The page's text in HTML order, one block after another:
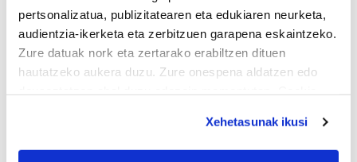
pertsonalizatua, publizitatearen eta edukiaren neurketa,
audientzia-ikerketa eta zerbitzuen garapena eskaintzeko.
Zure datuak nork eta zertarako erabiltzen dituen
hautatzeko aukera duzu. Zure onespena aldatzen edo
If you allow, we would also like to:
Xehetasunak ikusi